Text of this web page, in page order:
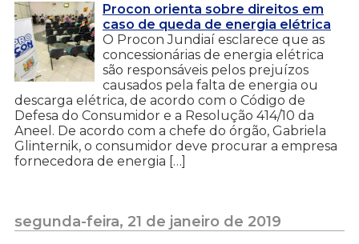
Procon orienta sobre direitos em
caso de queda de energia elétrica
O Procon Jundiaí esclarece que as
concessionárias de energia elétrica
são responsáveis pelos prejuízos
causados pela falta de energia ou
descarga elétrica, de acordo com o Código de
Defesa do Consumidor e a Resolução 414/10 da
Aneel. De acordo com a chefe do órgão, Gabriela
Glinternik, o consumidor deve procurar a empresa
fornecedora de energia […]
segunda-feira, 21 de janeiro de 2019